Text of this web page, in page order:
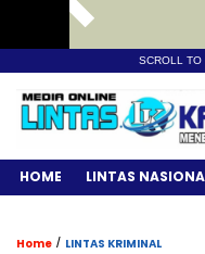
SCROLL TO
HOME LINTAS
Home / LINTAS KRIMINAL